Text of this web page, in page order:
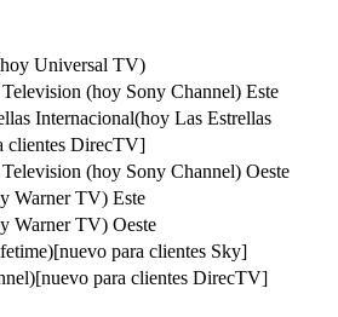
Universal TV)
(hoy Sony Channel) Este
Internacional(hoy Las Estrellas
clientes DirecTV]
(hoy Sony Channel) Oeste
Warner TV) Este
Warner TV) Oeste
para clientes Sky]
para clientes DirecTV]